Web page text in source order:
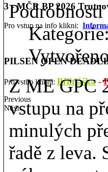
3 - MČR BP 2026
Pro vstup na info klikni:
PILSEN OPEN
Pro vstup klikni: Přihláška -
Previous
Next
Podrobnosti
Z ME GPC
vstupu na
minulých
řadě z leva.